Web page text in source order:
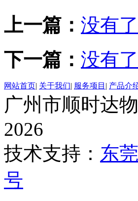
上一篇： 没有了
下一篇： 没有了
网站首页| 关于我们| 服务项目 | 产品介
广州市顺时达
2026
技术支持： 东
号